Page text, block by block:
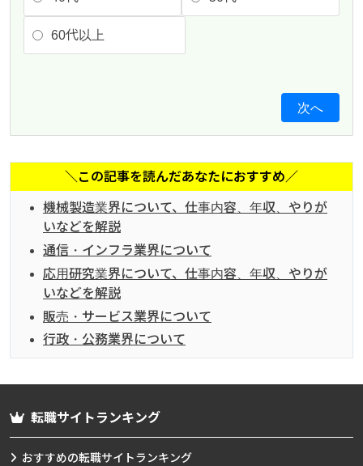
60代以上
次へ
＼この記事を読んだあなたにおすすめ／
機械製造業界について、仕事内容、年収、やりが
いなどを解説
通信・インフラ業界について
応用研究業界について、仕事内容、年収、やりが
いなどを解説
販売・サービス業界について
行政・公務業界について
転職サイトランキング
おすすめの転職サイトランキング